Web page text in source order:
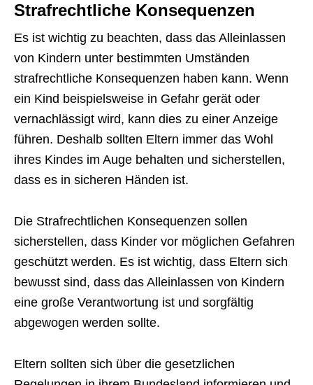
Strafrechtliche Konsequenzen
Es ist wichtig zu beachten, dass das Alleinlassen
von Kindern unter bestimmten Umständen
strafrechtliche Konsequenzen haben kann. Wenn
ein Kind beispielsweise in Gefahr gerät oder
vernachlässigt wird, kann dies zu einer Anzeige
führen. Deshalb sollten Eltern immer das Wohl
ihres Kindes im Auge behalten und sicherstellen,
dass es in sicheren Händen ist.
Die Strafrechtlichen Konsequenzen sollen
sicherstellen, dass Kinder vor möglichen Gefahren
geschützt werden. Es ist wichtig, dass Eltern sich
bewusst sind, dass das Alleinlassen von Kindern
eine große Verantwortung ist und sorgfältig
abgewogen werden sollte.
Eltern sollten sich über die gesetzlichen